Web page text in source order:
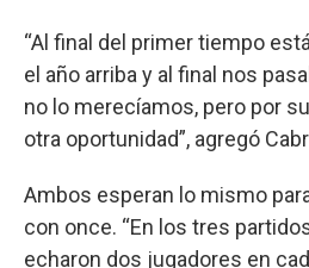
“Al final del primer tiempo
el año arriba y al final nos
no lo merecíamos, pero por
otra oportunidad”, agregó
Ambos esperan lo mismo
con once. “En los tres
echaron dos jugadores en